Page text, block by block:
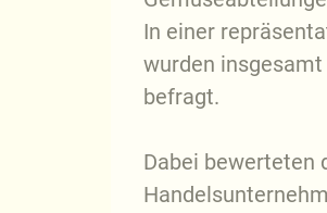
In einer
wurden
befragt.
Dabei bewerteten